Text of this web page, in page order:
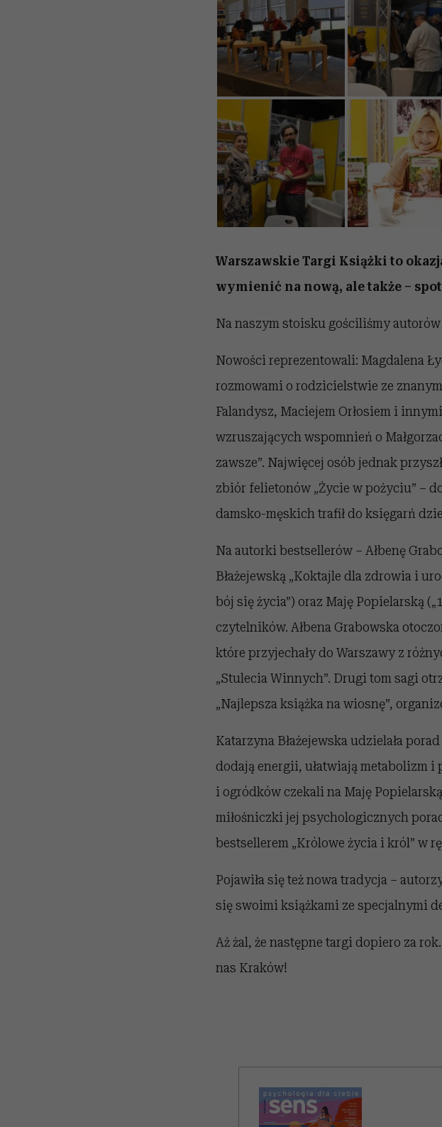
Warszawskie Targi Książki to
wymienić na nową, ale także –
Na naszym stoisku gościliśmy
Nowości reprezentowali: Magdalena
rozmowami o rodzicielstwie ze
Falandysz, Maciejem Orłosiem i
wzruszających wspomnień o
zawsze”. Najwięcej osób jednak
zbiór felietonów „Życie w pożyciu” –
damsko-męskich trafił do księgarń
Na autorki bestsellerów – Ałbenę
Błażejewską „Koktajle dla zdrowia i
bój się życia”) oraz Maję Popielarską
czytelników. Ałbena Grabowska
które przyjechały do Warszawy z
„Stulecia Winnych”. Drugi tom sagi
„Najlepsza książka na wiosnę”,
Katarzyna Błażejewska udzielała
dodają energii, ułatwiają metabolizm i
i ogródków czekali na Maję
miłośniczki jej psychologicznych
bestsellerem „Królowe życia i król” w
Pojawiła się też nowa tradycja –
się swoimi książkami ze specjalnymi
Aż żal, że następne targi dopiero za
nas Kraków!